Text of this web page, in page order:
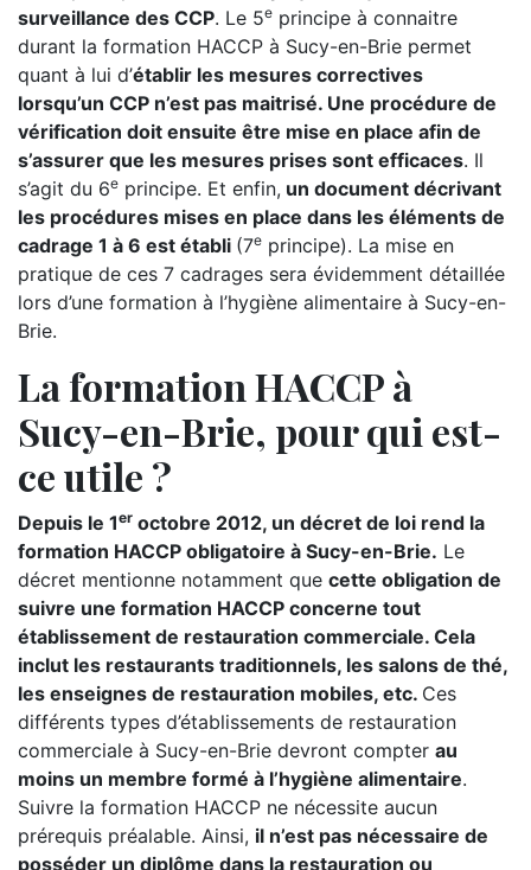
surveillance des CCP. Le 5e principe à connaitre
durant la formation HACCP à Sucy-en-Brie permet
quant à lui d’établir les mesures correctives
lorsqu’un CCP n’est pas maitrisé. Une procédure de
vérification doit ensuite être mise en place afin de
s’assurer que les mesures prises sont efficaces. Il
s’agit du 6e principe. Et enfin, un document décrivant
les procédures mises en place dans les éléments de
cadrage 1 à 6 est établi (7e principe). La mise en
pratique de ces 7 cadrages sera évidemment détaillée
lors d’une formation à l’hygiène alimentaire à Sucy-en-
Brie.
La formation HACCP à
Sucy-en-Brie, pour qui est-
ce utile ?
Depuis le 1er octobre 2012, un décret de loi rend la
formation HACCP obligatoire à Sucy-en-Brie. Le
décret mentionne notamment que cette obligation de
suivre une formation HACCP concerne tout
établissement de restauration commerciale. Cela
inclut les restaurants traditionnels, les salons de thé,
les enseignes de restauration mobiles, etc. Ces
différents types d’établissements de restauration
commerciale à Sucy-en-Brie devront compter au
moins un membre formé à l’hygiène alimentaire.
Suivre la formation HACCP ne nécessite aucun
prérequis préalable. Ainsi, il n’est pas nécessaire de
posséder un diplôme dans la restauration ou